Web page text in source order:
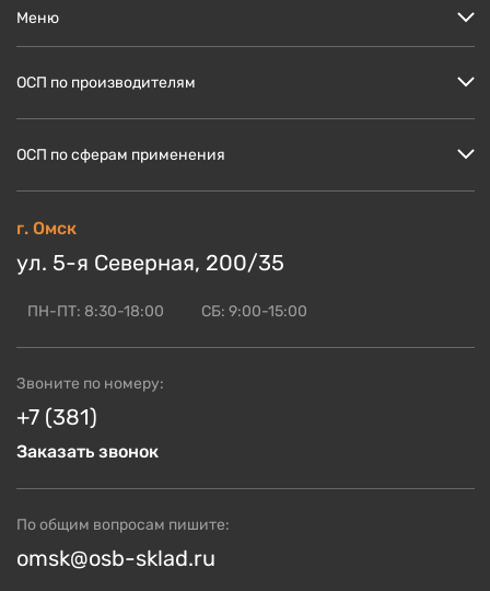
Звоните по номеру:
+7 (381)
Заказать звонок
По общим вопросам пишите:
omsk@osb-sklad.ru
г. Омск
ул. 5-я Северная, 200/35
ПН-ПТ: 8:30-18:00 СБ: 9:00-15:00
Меню
Доставка и оплата
ОСБ оптом
Контакты
ОСП по производителям
ОСП Ультралам
ОСП Калевала
Смотреть ещё
ОСП по сферам применения
ОСП для стен
ОСП для кровли
ОСП для СИП панелей
Смотреть ещё